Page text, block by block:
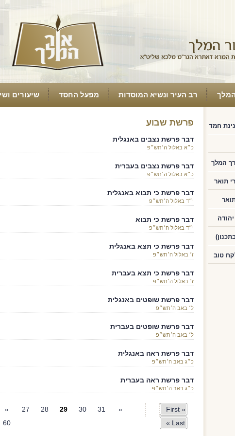
רב העיר ונשיא המוסדות מפעל החסד שיעורים
חמד
המלך
תואר
טוב
פרשת שבוע
דבר פרשת נצבים באנגלית
כ״א באלול ה׳תש״פ
דבר פרשת נצבים בעברית
כ״א באלול ה׳תש״פ
דבר פרשת כי תבוא באנגלית
י״ד באלול ה׳תש״פ
דבר פרשת כי תבוא
י״ד באלול ה׳תש״פ
דבר פרשת כי תצא באנגלית
ז׳ באלול ה׳תש״פ
דבר פרשת כי תצא בעברית
ז׳ באלול ה׳תש״פ
דבר פרשת שופטים באנגלית
ל׳ באב ה׳תש״פ
דבר פרשת שופטים בעברית
ל׳ באב ה׳תש״פ
דבר פרשת ראה באנגלית
כ״ג באב ה׳תש״פ
דבר פרשת ראה בעברית
כ״ג באב ה׳תש״פ
« First
» 27 28 29 30 31
«
60 Last »